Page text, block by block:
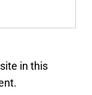
in this